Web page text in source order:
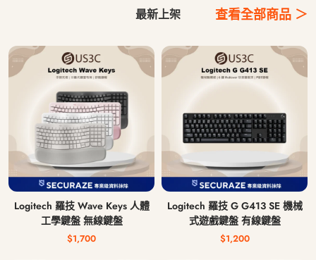
最新上架 查看全部商品 ＞
Logitech 羅技 Wave Keys 人體
工學鍵盤 無線鍵盤
$1,700
Logitech 羅技 G G413 SE 機械
式遊戲鍵盤 有線鍵盤
$1,200